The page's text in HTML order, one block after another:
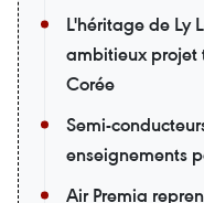
L'héritage de Ly
ambitieux projet
Corée
Semi-
enseignements
Air Premia